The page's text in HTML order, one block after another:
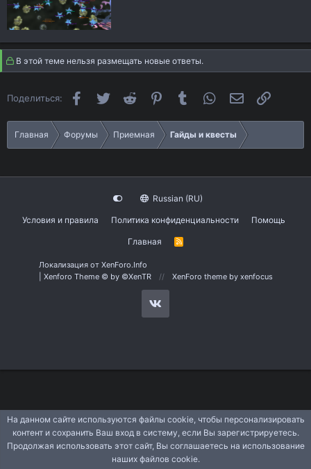
В этой теме нельзя размещать новые ответы.
Поделиться: Facebook
TwitterReddit PinterestTumblr WhatsAppЭлектронная
Ссылка
Главная Форумы Приемная Гайды и квесты
Russian (RU)
Условия и правила Политика конфиденциальности Помощь
Главная
R
Локализация от XenForo.Info
Xenforo Theme© by ©XenTR XenForo themeby xenfocus
На данном сайте используются файлы cookie, чтобы персонализировать
контент и сохранить Ваш вход в систему, если Вы зарегистрируетесь.
Продолжая использовать этот сайт, Вы соглашаетесь на использование
наших файлов cookie.